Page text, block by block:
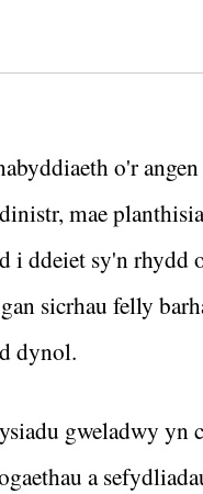
o'r
mae
i ddeiet sy'n rhydd
sicrhau felly
dynol.
gweladwy yn
a